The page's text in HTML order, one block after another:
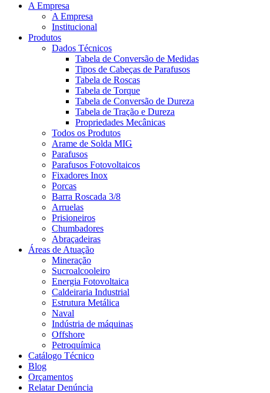
A Empresa
A Empresa
Institucional
Produtos
Dados Técnicos
Tabela de Conversão de Medidas
Tipos de Cabeças de Parafusos
Tabela de Roscas
Tabela de Torque
Tabela de Conversão de Dureza
Tabela de Tração e Dureza
Propriedades Mecânicas
Todos os Produtos
Arame de Solda MIG
Parafusos
Parafusos Fotovoltaicos
Fixadores Inox
Porcas
Barra Roscada 3/8
Arruelas
Prisioneiros
Chumbadores
Abraçadeiras
Áreas de Atuação
Mineração
Sucroalcooleiro
Energia Fotovoltaica
Caldeiraria Industrial
Estrutura Metálica
Naval
Indústria de máquinas
Offshore
Petroquímica
Catálogo Técnico
Blog
Orçamentos
Relatar Denúncia